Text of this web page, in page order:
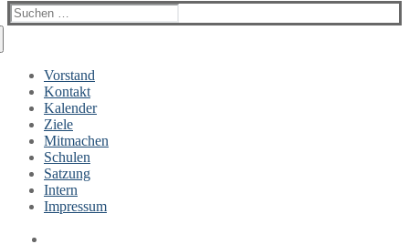
Suchen
nach:
Vorstand
Kontakt
Kalender
Ziele
Mitmachen
Schulen
Satzung
Intern
Impressum